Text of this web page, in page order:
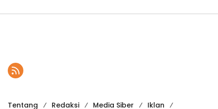
Tentang Redaksi Media Siber Iklan